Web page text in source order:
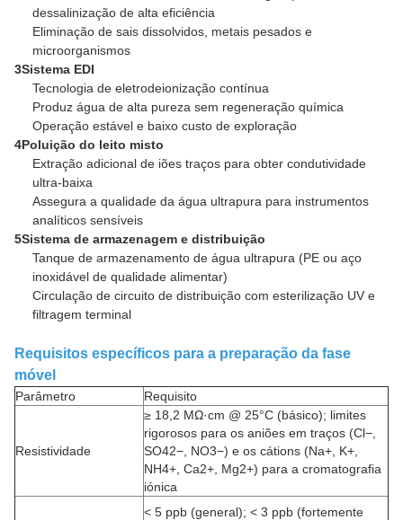
dessalinização de alta eficiência
Eliminação de sais dissolvidos, metais pesados e
microorganismos
3Sistema EDI
Tecnologia de eletrodeionização contínua
Produz água de alta pureza sem regeneração química
Operação estável e baixo custo de exploração
4Poluição do leito misto
Extração adicional de iões traços para obter condutividade
ultra-baixa
Assegura a qualidade da água ultrapura para instrumentos
analíticos sensíveis
5Sistema de armazenagem e distribuição
Tanque de armazenamento de água ultrapura (PE ou aço
inoxidável de qualidade alimentar)
Circulação de circuito de distribuição com esterilização UV e
filtragem terminal
Requisitos específicos para a preparação da fase
móvel
Parâmetro Requisito
Resistividade
≥ 18,2 MΩ·cm @ 25°C (básico); limites
rigorosos para os aniões em traços (Cl−,
SO42−, NO3−) e os cátions (Na+, K+,
NH4+, Ca2+, Mg2+) para a cromatografia
iónica
< 5 ppb (general); < 3 ppb (fortemente